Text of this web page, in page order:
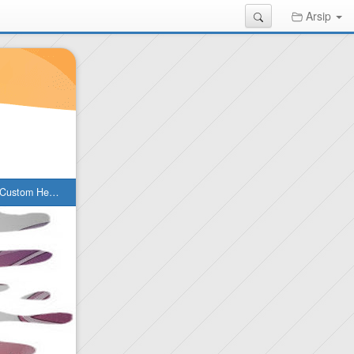
Arsip
Search
Semua Browser)